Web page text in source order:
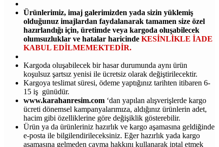
Ürünlerimiz, imaj galerimizden yada sizin yüklemiş
olduğunuz imajlardan faydalanarak tamamen size özel
hazırlandığı için, üretimde veya kargoda oluşabilecek
olumsuzluklar ve hatalar haricinde KESİNLİKLE İADE
KABUL EDİLMEMEKTEDİR.
Kargoda oluşabilecek bir hasar durumunda aynı ürün
koşulsuz şartsız yenisi ile ücretsiz olarak değiştirilecektir.
Kargoya teslimat süresi, ödeme yaptığınız tarihten itibaren 6-
15 iş günüdür.
www.karahanresim.com ‘dan yapılan alışverişlerde kargo
ücreti dönemsel kampanyalarımıza, aldığınız ürünlerin adet,
hacim gibi özelliklerine göre değişiklik gösterebilir.
Ürün ya da ürünleriniz hazırlık ve kargo aşamasına geldiğinde
e-posta ile bilgilendirileceksiniz. Eğer hazırlık yada kargo
aşamasına gelmeden cayma hakkını kullanarak iptal etmek